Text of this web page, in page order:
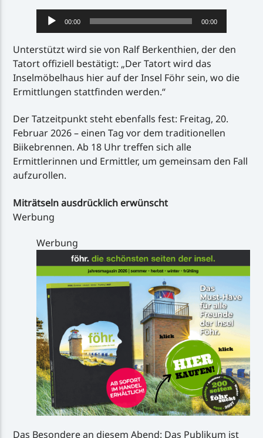
Audio-
Player
00:00 00:00
Unterstützt wird sie von Ralf Berkenthien, der den
Tatort offiziell bestätigt: „Der Tatort wird das
Inselmöbelhaus hier auf der Insel Föhr sein, wo die
Ermittlungen stattfinden werden.“
Der Tatzeitpunkt steht ebenfalls fest: Freitag, 20.
Februar 2026 – einen Tag vor dem traditionellen
Biikebrennen. Ab 18 Uhr treffen sich alle
Ermittlerinnen und Ermittler, um gemeinsam den Fall
aufzurollen.
Miträtseln ausdrücklich erwünscht
Werbung
Werbung
Das Besondere an diesem Abend: Das Publikum ist